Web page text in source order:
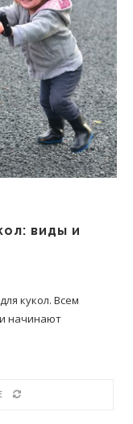
виды и
кукол. Всем
начинают